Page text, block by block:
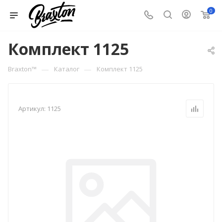
0
Комплект 1125
Braxton™ — Каталог — Комплект 1125
Артикул: 1125